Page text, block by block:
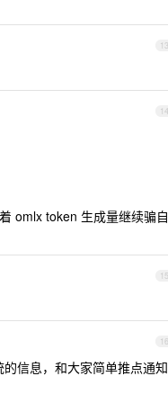
13
14
omlx token 生成量继续骗自
15
16
信息，和大家简单推点通知